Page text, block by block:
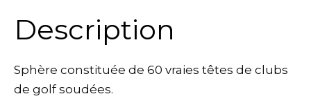
Description
Sphère constituée de 60 vraies têtes de clubs
de golf soudées.